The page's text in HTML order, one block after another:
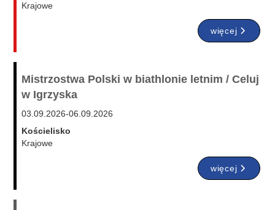
Krajowe
więcej
Mistrzostwa Polski w biathlonie letnim / Celuj
w Igrzyska
03.09.2026-06.09.2026
Kościelisko
Krajowe
więcej